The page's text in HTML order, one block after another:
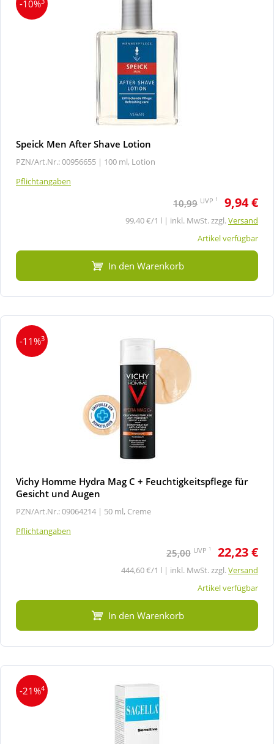
-10%
Speick Men After Shave Lotion
PZN/Art.Nr.: 00956655 | 100 ml, Lotion
Pflichtangaben
10,99 UVP 1 9,94 €
99,40 €/1 l | inkl. MwSt. zzgl.Versand
Artikel verfügbar
In den Warenkorb
-11%3
Vichy Homme Hydra Mag C + Feuchtigkeitspflege für
Gesicht und Augen
PZN/Art.Nr.: 09064214 | 50 ml, Creme
Pflichtangaben
25,00 UVP 1 22,23 €
444,60 €/1 l | inkl. MwSt. zzgl.Versand
Artikel verfügbar
In den Warenkorb
-21%4